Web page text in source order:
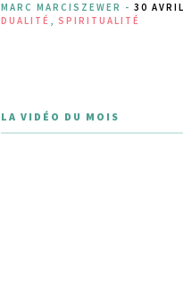
MARC MARCISZEWER - 30
DUALITÉ , SPIRITUALITÉ
LA VIDÉO DU MOIS